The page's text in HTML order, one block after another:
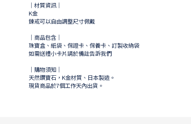
｜材質資訊｜
K金
鍊戒可以自由調整尺寸佩戴
｜商品包含｜
珠寶盒、紙袋、保證卡、保養卡、訂製收納袋
如需送禮小卡片請於備註告訴我們
｜購物須知｜
天然鑽寶石，K金材質、日本製造。
現貨商品於7個工作天內出貨。